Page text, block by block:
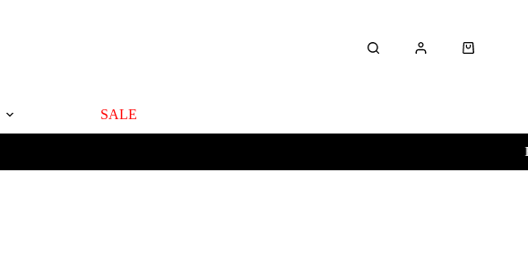
Carro
SALE
ENVÍO GRATIS EN